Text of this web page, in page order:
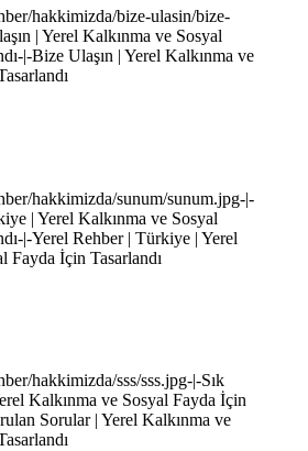
hakkimizda/bize-ulasin/bize-
| Yerel Kalkınma ve Sosyal
|-Bize Ulaşın | Yerel Kalkınma ve
hakkimizda/sunum/sunum.jpg-|-
| Yerel Kalkınma ve Sosyal
|-Yerel Rehber | Türkiye | Yerel
Fayda İçin Tasarlandı
hakkimizda/sss/sss.jpg-|-Sık
Kalkınma ve Sosyal Fayda İçin
Sorular | Yerel Kalkınma ve